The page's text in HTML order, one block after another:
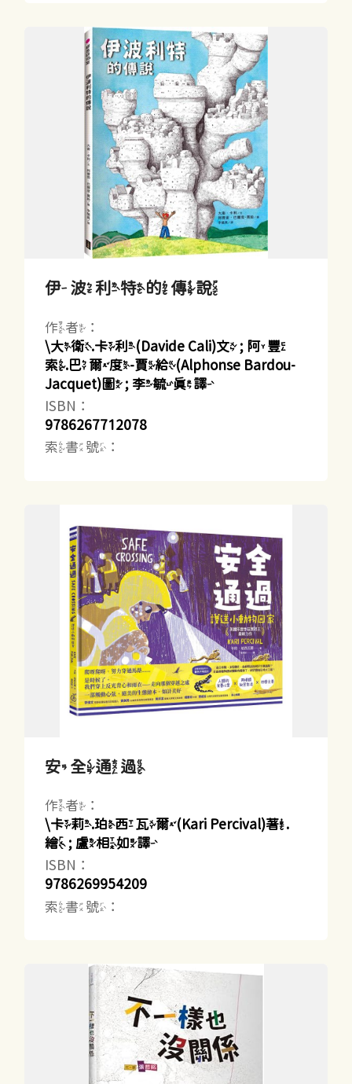
伊波利特的傳說
作者：
\大衛.卡利(Davide Cali)文 ; 阿豐
索.巴爾度-賈給(Alphonse Bardou-
Jacquet)圖 ; 李毓真譯
ISBN：
9786267712078
索書號：
安全通過
作者：
\卡莉.珀西瓦爾(Kari Percival)著.
繪 ; 盧相如譯
ISBN：
9786269954209
索書號：